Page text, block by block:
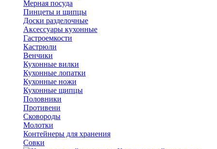
Мерная посуда
Пинцеты и щипцы
Доски разделочные
Аксессуары кухонные
Гастроемкости
Кастрюли
Венчики
Кухонные вилки
Кухонные лопатки
Кухонные ножи
Кухонные щипцы
Половники
Противени
Сковороды
Молотки
Контейнеры для хранения
Совки